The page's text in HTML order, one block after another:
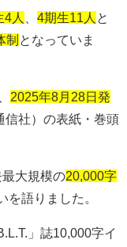
4人 4期生11人 と
制 となっていま
2025年8月28日発
信社）の表紙・巻頭
最大規模の20,000字
を語りました。
」誌10,000字イ